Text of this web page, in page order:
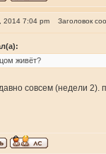
2014 7:04 pm Заголовок
живёт?
совсем (недели 2).